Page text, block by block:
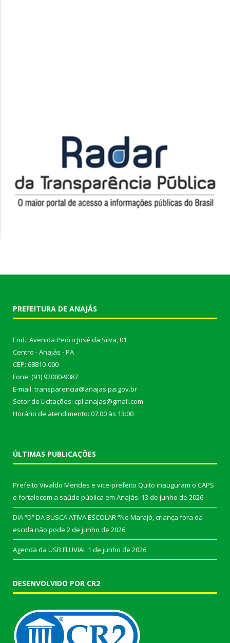
PREFEITURA DE ANAJÁS
End.: Avenida Pedro José da Silva, 01
Centro - Anajás - PA
CEP: 68810-000
Fone: (91) 92000-9087
E-mail: transparencia@anajas.pa.gov.br
Setor de Licitações: cpl.anajas@gmail.com
Horário de atendimento: 07:00 às 13:00
ÚLTIMAS PUBLICAÇÕES
Prefeito Vivaldo Mendes e vice-prefeito Quito inauguram o CAPS
e fortalecem a saúde pública em Anajás. 13 de junho de 2026
DIA “D” DA BUSCA ATIVA ESCOLAR “No Marajó, criança fora da
escola não pode 2 de junho de 2026
Agenda da USB FLUVIAL 1 de junho de 2026
DESENVOLVIDO POR CR2